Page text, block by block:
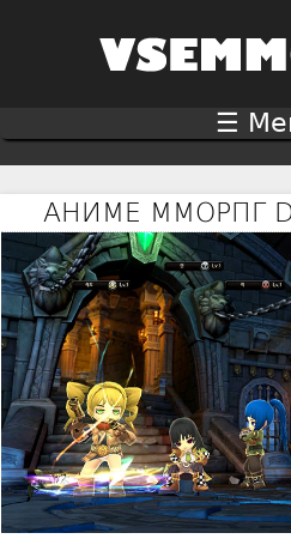
АНИМЕ ММОРПГ
☰